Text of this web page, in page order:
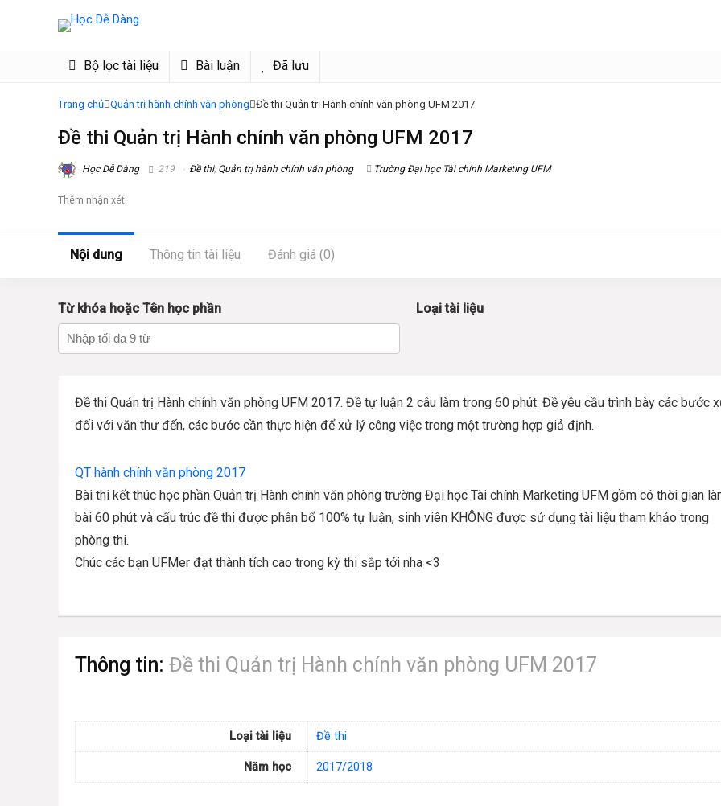
Bộ lọc tài liệu Bài luận Đã lưu
Trang chủ Quản trị hành chính văn phòng Đề thi Quản trị Hành chính văn phòng UFM 2017
Đề thi Quản trị Hành chính văn phòng UFM 2017
Học Dễ Dàng 219 Đề thi, Quản trị hành chính văn phòng Trường Đại học Tài chính Marketing UFM
Thêm nhận xét
Nội dung Thông tin tài liệu Đánh giá (0)
Từ khóa hoặc Tên học phần Loại tài liệu
Đề thi Quản trị Hành chính văn phòng UFM 2017. Đề tự luận 2 câu làm trong 60 phút. Đề yêu cầu trình bày các bước
đối với văn thư đến, các bước cần thực hiện để xử lý công việc trong một trường hợp giả định.
QT hành chính văn phòng 2017
Bài thi kết thúc học phần Quản trị Hành chính văn phòng trường Đại học Tài chính Marketing UFM gồm có thời gian
bài 60 phút và cấu trúc đề thi được phân bổ 100% tự luận, sinh viên KHÔNG được sử dụng tài liệu tham khảo trong
phòng thi.
Chúc các bạn UFMer đạt thành tích cao trong kỳ thi sắp tới nha <3
Thông tin: Đề thi Quản trị Hành chính văn phòng UFM 2017
Loại tài liệu Đề thi
Năm học 2017/2018